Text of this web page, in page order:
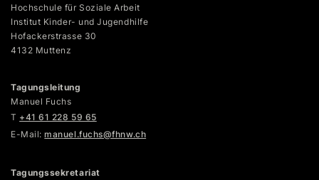
Hochschule für Soziale Arbeit
Institut Kinder- und Jugendhilfe
Hofackerstrasse 30
4132 Muttenz
Tagungsleitung
Manuel Fuchs
T +41 61 228 59 65
E-Mail:manuel.fuchs@fhnw.ch
Tagungssekretariat